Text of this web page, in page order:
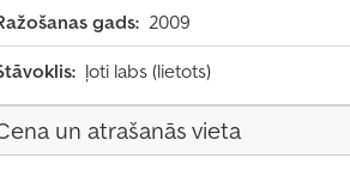
gads: 2009
ļoti labs (lietots)
un atrašanās vieta